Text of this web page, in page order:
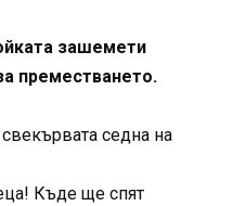
зашемети
преместването.
седна на
Къде ще спят